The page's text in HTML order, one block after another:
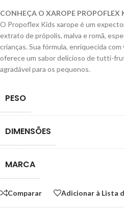
CONHEÇA O XAROPE PROPOFLEX
O Propoflex Kids xarope é um
extrato de própolis, malva e romã,
crianças. Sua fórmula, enriquecida com
oferece um sabor delicioso de tutti-
agradável para os pequenos.
PESO
DIMENSÕES
MARCA
Comparar Adicionar à Lista